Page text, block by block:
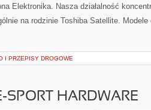
Elektronika. Nasza działalność
na rodzinie Toshiba Satellite.
I PRZEPISY DROGOWE
SPORT HARDWARE